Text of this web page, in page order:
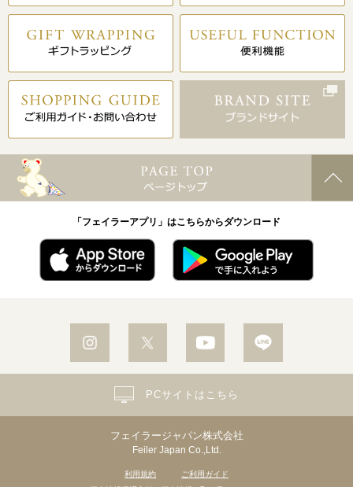
「フェイラーアプリ」はこちらからダウンロード
フェイラージャパン株式会社
Feiler Japan Co.,Ltd.
利用規約
ご利用ガイド
PCサイトはこちら